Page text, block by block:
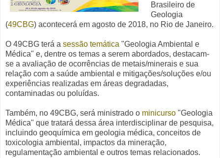
Brasileiro de
Geologia
(49CBG) acontecerá em agosto de 2018, no Rio de Janeiro.
O 49CBG terá a sessão temática "Geologia Ambiental e
Médica" e, dentre os temas a serem abordados, destacam-
se a avaliação de ocorrências de metais/minerais e sua
relação com a saúde ambiental e mitigações/soluções e/ou
experiências realizadas em áreas degradadas,
contaminadas ou poluídas.
Também, no 49CBG, será ministrado o minicurso "Geologia
Médica" que tratará dessa área interdisciplinar de pesquisa,
incluindo geoquímica em geologia médica, conceitos de
toxicologia ambiental, impactos da mineração,
regulamentação ambiental e outros temas relacionados.